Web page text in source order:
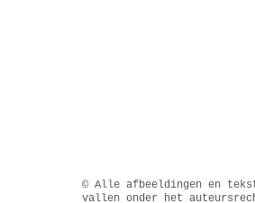
© Alle afbeeldingen en
vallen onder het